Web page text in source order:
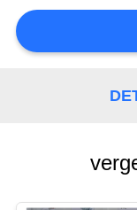
SITEMAP